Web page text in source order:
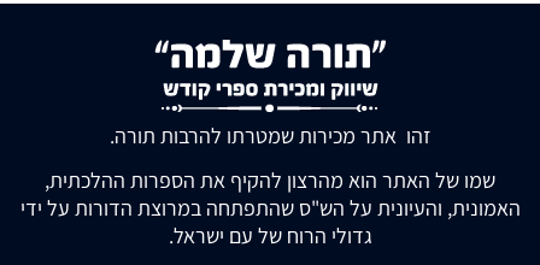
זהו אתר מכירות שמטרתו להרבות תורה.
שמו של האתר הוא מהרצון להקיף את הספרות ההלכתית,
האמונית, והעיונית על הש"ס שהתפתחה במרוצת הדורות על ידי
גדולי הרוח של עם ישראל.